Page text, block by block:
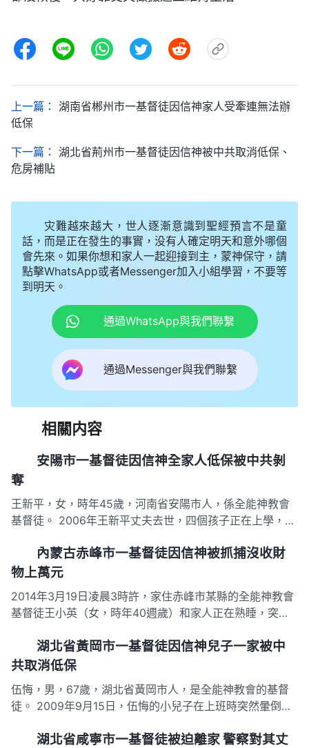
上一篇： 湖南省郴州市一基督徒因信神家人受牽連無法辦
低保
下一篇： 湖北省荊州市一基督徒因信神被中共取消低保、
危房補貼
灾難越來越大，世人逐漸意識到聖經預言不是童
話，而是正在發生的事實，没有人確定明天和意外哪個
會先來。如果你想和家人一起迎接到主，蒙神保守，請
點擊WhatsApp或者Messenger加入小組學習，不要等
到明天。
通過WhatsApp與我們聯繫
通過Messenger與我們聯繫
相關内容
安陽市一基督徒因信神全家人低保被中共剝
奪
王新平，女，時年45歲，河南省安陽市人，係全能神教會
基督徒。 2006年王新平丈夫去世，四個孩子正在上學，王
種四畝地生活，家裡很貧苦。2009年王新平向政府申請低
保，按國家政策王新平享受上了四口人的低保（有一個女兒
內蒙古赤峰市一基督徒因信神被抓捕沒收財
物上萬元
2014年3月19日凌晨3時許，家住赤峰市某縣的全能神教會
基督徒王小英（女，時年40週歲）和家人正在熟睡，突然
來，穿衣服！」王小英的丈夫上前勸阻說：「她因手術正在
養病呢，不信我給你們拿化驗單去！」警察不予理會強行給
湖北省黃岡市一基督徒因信神兒子一家被中
共取消低保
伍悔，男，67歲，湖北省黃岡市人，是全能神教會的基督
徒。 2009年9月15日，伍悔的小兒子在上班時突然暈倒，
小兒子一家三口享有低保。 2011年3月20日上午8點30
湖北省咸寧市一基督徒被迫離家 警察對其丈